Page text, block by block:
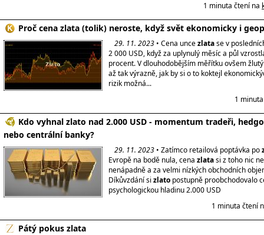
1 minuta čtení na
Proč cena zlata (tolik) neroste, když svět ekonomicky i
29. 11. 2023 • Cena uncezlatase v
2 000 USD, když za uplynulý měsíc a půl
procent. V dlouhodobějším měřítku ovšem
až tak výrazně, jak by si o to koktejl
rizik možná...
1
Kdo vyhnal zlato nad 2.000 USD - momentum tradeři,
nebo centrální banky?
29. 11. 2023 • Zatímco retailová poptávka po
Evropě na bodě nula, cena zlatasi z toho nic
nenápadně a za velmi nízkých obchodních
Díkůvzdání si zlato postupně proobchodovalo
psychologickou hladinu 2.000 USD
1 minuta čtení
Pátý pokus zlata